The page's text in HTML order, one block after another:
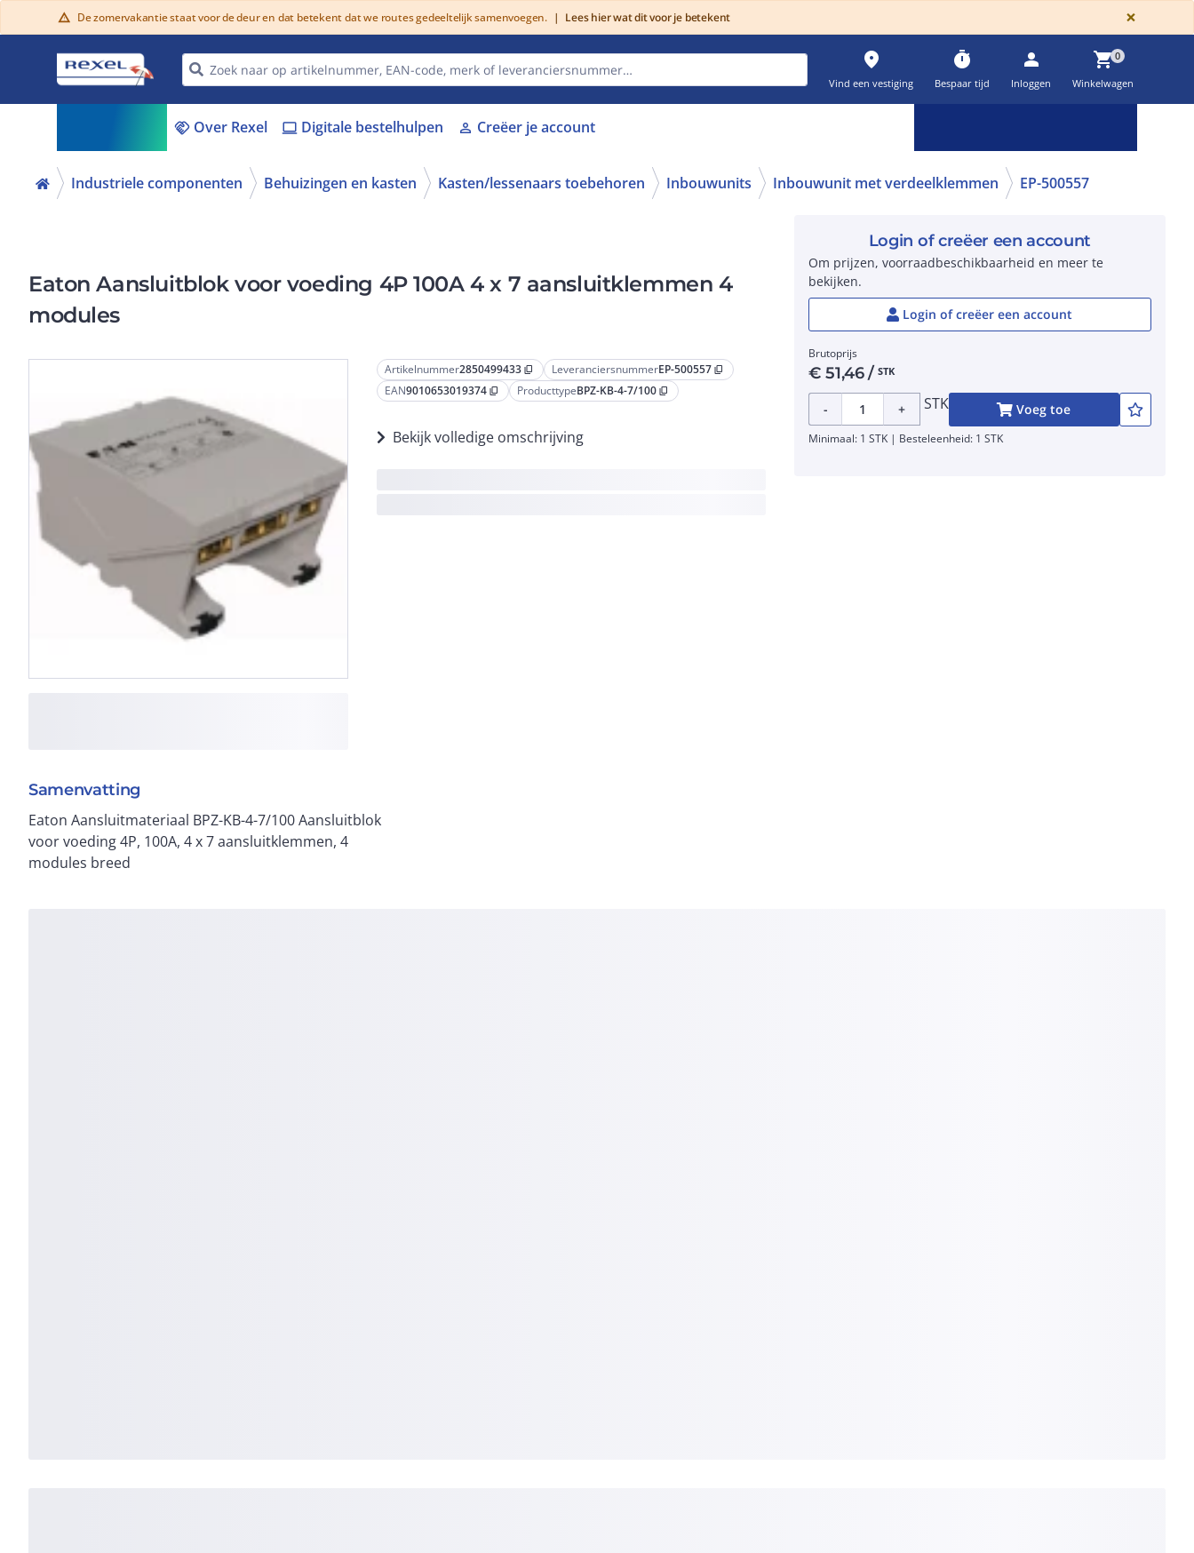
warning De zomervakantie staat voor de deur en dat betekent dat we routes gedeeltelijk samenvoegen. | Lees hier wat dit voor je betekent ×
place
Vind een vestiging
timer
Bespaar tijd
person
Inloggen
shopping_cart0
Winkelwagen
handshake Over Rexel laptop Digitale bestelhulpen person Creëer je account
Industriele componenten Behuizingen en kasten Kasten/lessenaars toebehoren Inbouwunits Inbouwunit met verdeelklemmen EP-500557
Eaton Aansluitblok voor voeding 4P 100A 4 x 7 aansluitklemmen 4
modules
Artikelnummer2850499433 content_copy LeveranciersnummerEP-500557 content_copy
EAN9010653019374 content_copy ProducttypeBPZ-KB-4-7/100 content_copy
Bekijk volledige omschrijving
Samenvatting
Eaton Aansluitmateriaal BPZ-KB-4-7/100 Aansluitblok
voor voeding 4P, 100A, 4 x 7 aansluitklemmen, 4
modules breed
Login of creëer een account
Om prijzen, voorraadbeschikbaarheid en meer te
bekijken.
Login of creëer een account
Brutoprijs
€51,46/ STK
- + STK Voeg toe
Minimaal: 1 STK | Besteleenheid: 1 STK